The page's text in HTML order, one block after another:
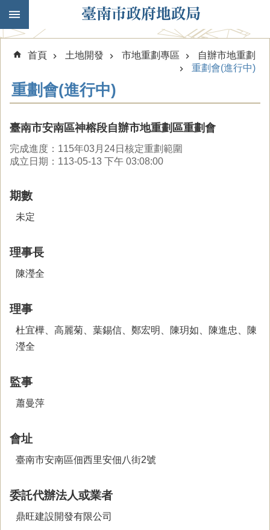
跳到主要內容區塊
首頁 土地開發 市地重劃專區
自辦市地重劃
重劃會(進行中)
重劃會(進行中)
臺南市安南區神榕段自辦市地重劃區重劃會
完成進度：115年03月24日核定重劃範圍
成立日期：113-05-13 下午 03:08:00
期數
未定
理事長
陳瀅全
理事
杜宜樺、高麗菊、葉錫信、鄭宏明、陳玥如、陳進忠、陳
瀅全
監事
蕭曼萍
會址
臺南市安南區佃西里安佃八街2號
委託代辦法人或業者
鼎旺建設開發有限公司